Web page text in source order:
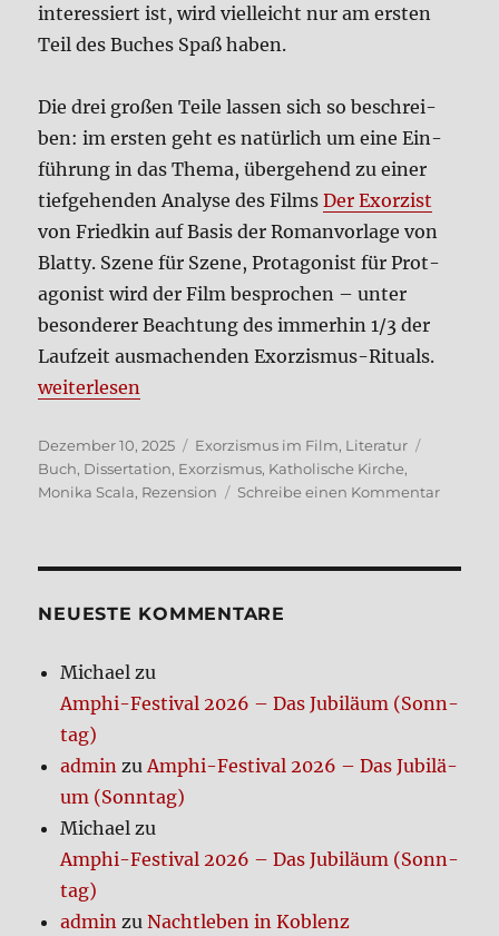
inter­es­siert ist, wird viel­leicht nur am ersten
Teil des Buches Spaß haben.
Die drei gro­ßen Tei­le las­sen sich so beschrei­
ben: im ersten geht es natür­lich um eine Ein­
füh­rung in das The­ma, über­ge­hend zu einer
tief­ge­hen­den Ana­ly­se des FilmsDer Exor­zist
von Fried­kin auf Basis der Roman­vor­la­ge von
Blat­ty. Sze­ne für Sze­ne, Prot­ago­nist für Prot­
ago­nist wird der Film bespro­chen – unter
beson­de­rer Beach­tung des immer­hin 1/3 der
Lauf­zeit aus­ma­chen­den Exor­zis­mus-Ritu­als.
„Der Exor­zis­mus in der Katho­li­schen Kir­che
wei­ter­le­sen
Veröffentlicht
am
Dezember 10, 2025 Kategorien
Exorzismus im Film, Literatur
Buch, Dissertation, Exorzismus, Katholische Kirche,
Monika Scala, Rezension Schreibe einen Kommentarzu
schen
(Buch)
NEUE­STE KOM­MEN­TA­RE
Michael zu
Amphi-Festi­val 2026 – Das Jubi­lä­um (Sonn­
tag)
admin zuAmphi-Festi­val 2026 – Das Jubi­lä­
um (Sonn­tag)
Michael zu
Amphi-Festi­val 2026 – Das Jubi­lä­um (Sonn­
tag)
admin zuNacht­le­ben in Koblenz